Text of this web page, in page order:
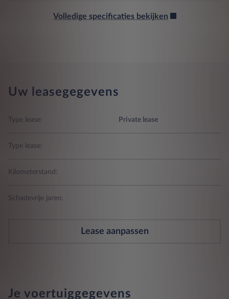
Volledige specificaties bekijken
Uw leasegegevens
Type lease: Private lease
Type lease:
Kilometerstand:
Schadevrije jaren:
Lease aanpassen
Je voertuiggegevens